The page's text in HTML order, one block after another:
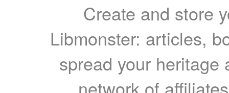
Create and store
Libmonster: articles,
spread your heritage